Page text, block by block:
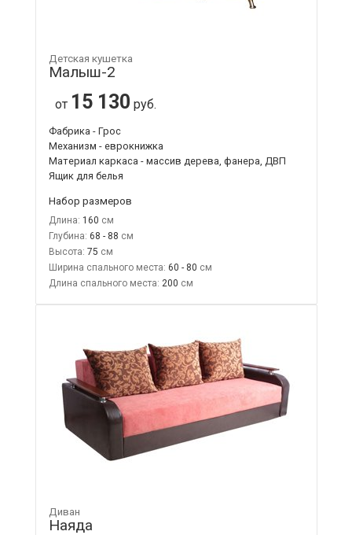
Детская кушетка
Малыш-2
от 15 130 руб.
Фабрика - Грос
Механизм - еврокнижка
Материал каркаса - массив дерева, фанера, ДВП
Ящик для белья
Набор размеров
Длина: 160
Глубина: 68 - 88
Высота: 75
Ширина спального места: 60 - 80
Длина спального места: 200
Диван
Наяда